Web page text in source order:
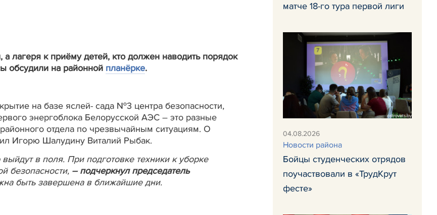
лагеря к приёму детей, кто должен наводить порядок
обсудили на районной планёрке.
на базе яслей- сада №3 центра безопасности,
энергоблока Белорусской АЭС – это разные
отдела по чрезвычайным ситуациям. О
Игорю Шалудину Виталий Рыбак.
в поля. При подготовке техники к уборке
безопасности, –подчеркнул председатель
быть завершена в ближайшие дни.
матче 18-го тура первой лиги
04.08.2026
Новости района
Бойцы студенческих отрядов
поучаствовали в «ТрудКрут
фесте»